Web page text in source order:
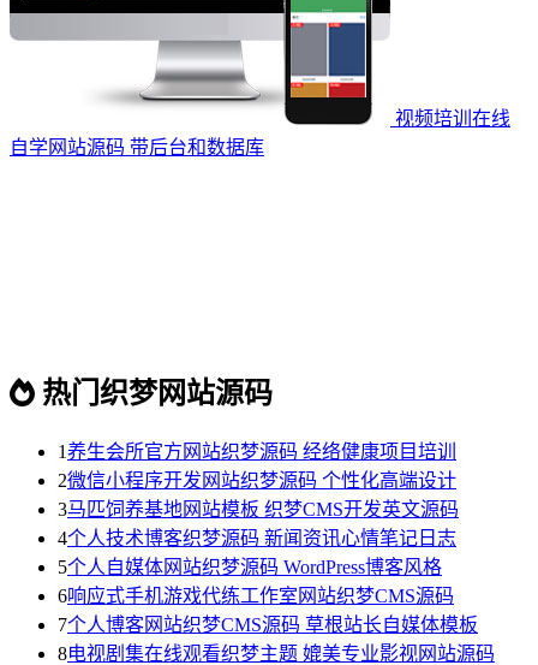
视频培训在线
自学网站源码 带后台和数据库
热门织梦网站源码
1养生会所官方网站织梦源码 经络健康项目培训
2微信小程序开发网站织梦源码 个性化高端设计
3马匹饲养基地网站模板 织梦CMS开发英文源码
4个人技术博客织梦源码 新闻资讯心情笔记日志
5个人自媒体网站织梦源码 WordPress博客风格
6响应式手机游戏代练工作室网站织梦CMS源码
7个人博客网站织梦CMS源码 草根站长自媒体模板
8电视剧集在线观看织梦主题 媲美专业影视网站源码